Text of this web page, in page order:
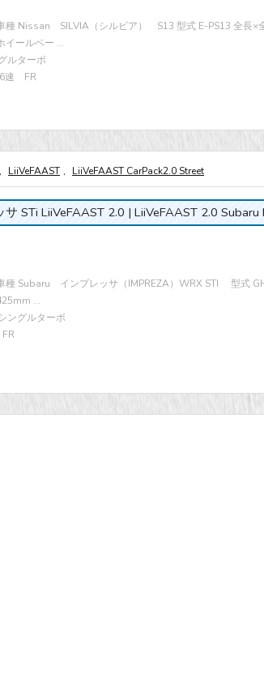
種 Nissan SILVIA（シルビア） S13 型式 E-PS13 全長×
ールベー ...
ルターボ
6速 FR
, LiiVeFAAST , LiiVeFAAST CarPack2.0 Street
STi LiiVeFAAST 2.0 | LiiVeFAAST 2.0 Subaru
種 Subaru インプレッサ（IMPREZA）WRX STI 型式
...
ングルターボ